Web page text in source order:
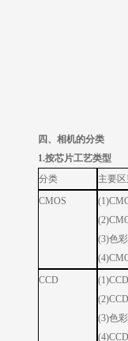
四、相机的分类
1.按芯片工艺类型
分类
主要区
CMOS
(3)色
CCD
(3)色